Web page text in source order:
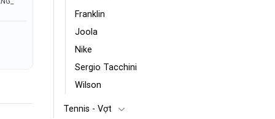
Franklin
Joola
Nike
Sergio Tacchini
Wilson
Tennis - Vợt